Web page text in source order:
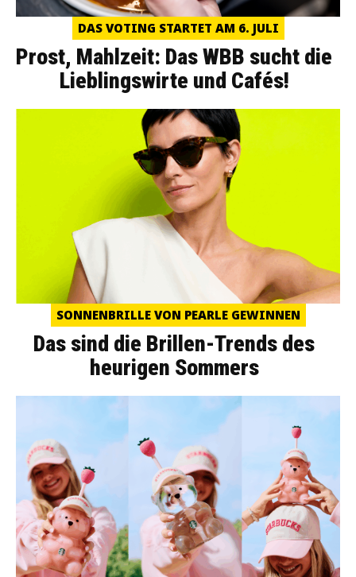
DAS VOTING STARTET AM 6. JULI
Prost, Mahlzeit: Das WBB sucht die
Lieblingswirte und Cafés!
SONNENBRILLE VON PEARLE GEWINNEN
Das sind die Brillen-Trends des
heurigen Sommers